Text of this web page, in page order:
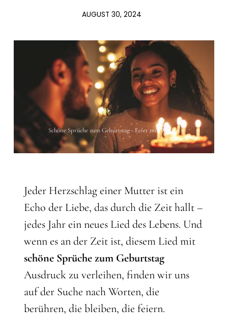
AUGUST 30, 2024
Schöne Sprüche zum Geburtstag - Feier mit Worten
Jeder Herzschlag einer Mutter ist ein
Echo der Liebe, das durch die Zeit hallt –
jedes Jahr ein neues Lied des Lebens. Und
wenn es an der Zeit ist, diesem Lied mit
schöne Sprüche zum Geburtstag
Ausdruck zu verleihen, finden wir uns
auf der Suche nach Worten, die
berühren, die bleiben, die feiern.